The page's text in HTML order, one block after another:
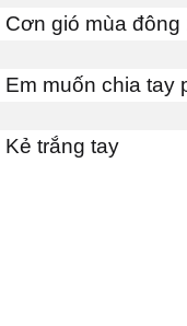
Cơn gió mùa đông
Em muốn chia tay
Kẻ trắng tay